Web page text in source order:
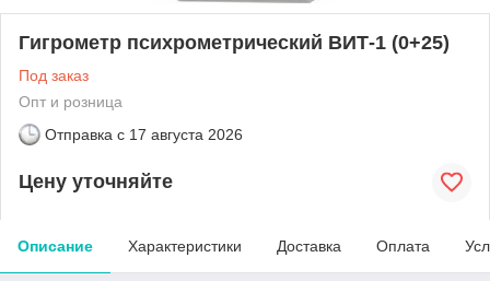
Гигрометр психрометрический ВИТ-1 (0+25)
Под заказ
Опт и розница
Отправка с 17 августа 2026
Цену уточняйте
Описание Характеристики Доставка Оплата